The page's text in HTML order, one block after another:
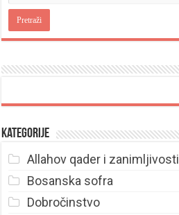
Kategorije
Allahov qader i zanimljivosti
Bosanska sofra
Dobročinstvo